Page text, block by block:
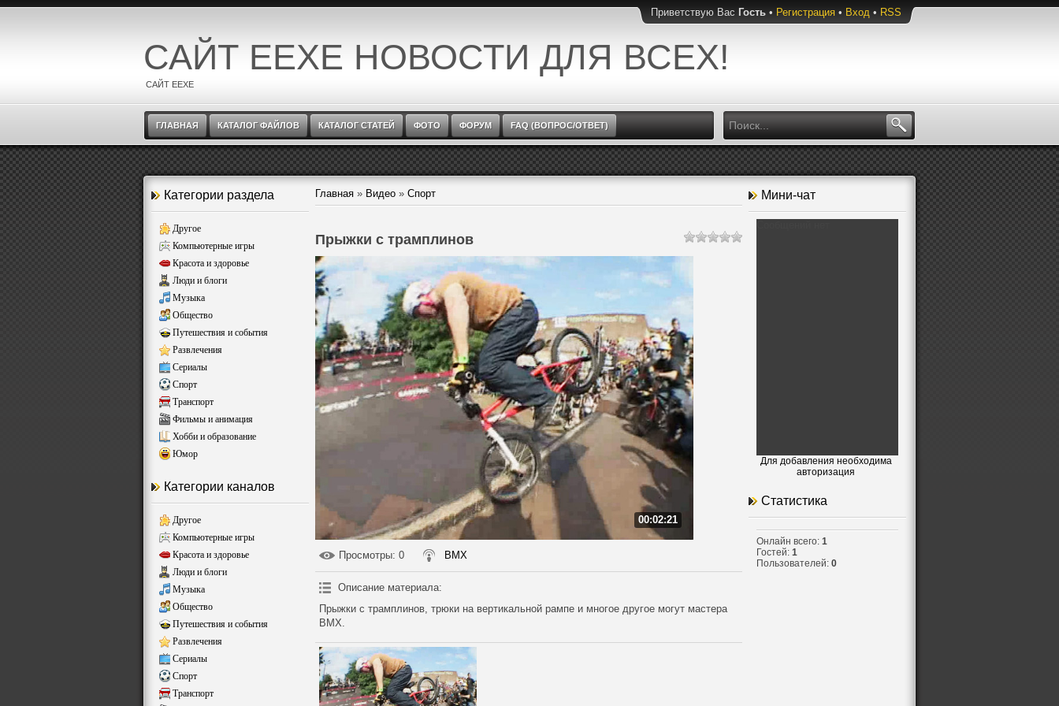
Приветствую Вас Гость • Регистрация • Вход • RSS
САЙТ EEXE НОВОСТИ ДЛЯ ВСЕХ!
САЙТ EEXE
ГЛАВНАЯ КАТАЛОГ ФАЙЛОВ КАТАЛОГ СТАТЕЙ ФОТО ФОРУМ FAQ (ВОПРОС/ОТВЕТ)
Категории раздела
Другое
Компьютерные игры
Красота и здоровье
Люди и блоги
Музыка
Общество
Путешествия и события
Развлечения
Сериалы
Спорт
Транспорт
Фильмы и анимация
Хобби и образование
Юмор
Категории каналов
Другое
Компьютерные игры
Красота и здоровье
Люди и блоги
Музыка
Общество
Путешествия и события
Развлечения
Сериалы
Спорт
Транспорт
Главная » Видео » Спорт
Прыжки с трамплинов
00:02:21
Просмотры: 0 BMX
Описание материала:
Прыжки с трамплинов, трюки на вертикальной рампе и многое другое могут мастера
BMX.
Мини-чат
Для добавления необходима
авторизация
Статистика
Онлайн всего: 1
Гостей: 1
Пользователей: 0